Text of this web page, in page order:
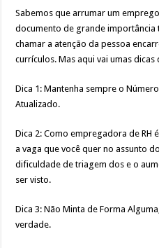
Sabemos que arrumar um
documento de grande
chamar a atenção da pessoa
currículos. Mas aqui vai umas
Dica 1: Mantenha sempre o
Atualizado.
Dica 2: Como empregadora de
a vaga que você quer no assunto
dificuldade de triagem dos e o
ser visto.
Dica 3: Não Minta de Forma
verdade.